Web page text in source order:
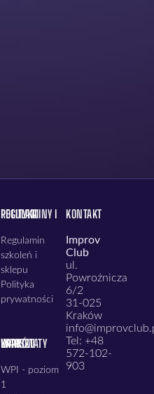
REGULAMINY I POLITYKA
Regulamin
szkoleń i
sklepu
Polityka
prywatności
WARSZTATY IMPRO KRAKÓW
WPI - poziom
1
KONTAKT
Improv
Club
ul.
Powroźnicza
6/2
31-025
Kraków
Tel: +48
572-102-
903